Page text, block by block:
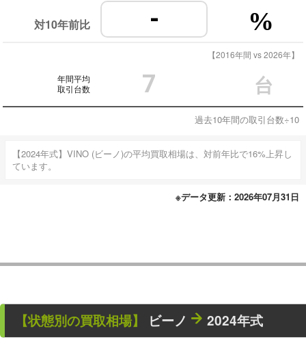
対10年前比 - %
【2016年間 vs 2026年】
年間平均
取引台数
7 台
過去10年間の取引台数÷10
【2024年式】VINO (ビーノ)の平均買取相場は、対前年比で16%上昇し
ています。
※データ更新：2026年07月31日
【状態別の買取相場】 ビーノ 2024年式